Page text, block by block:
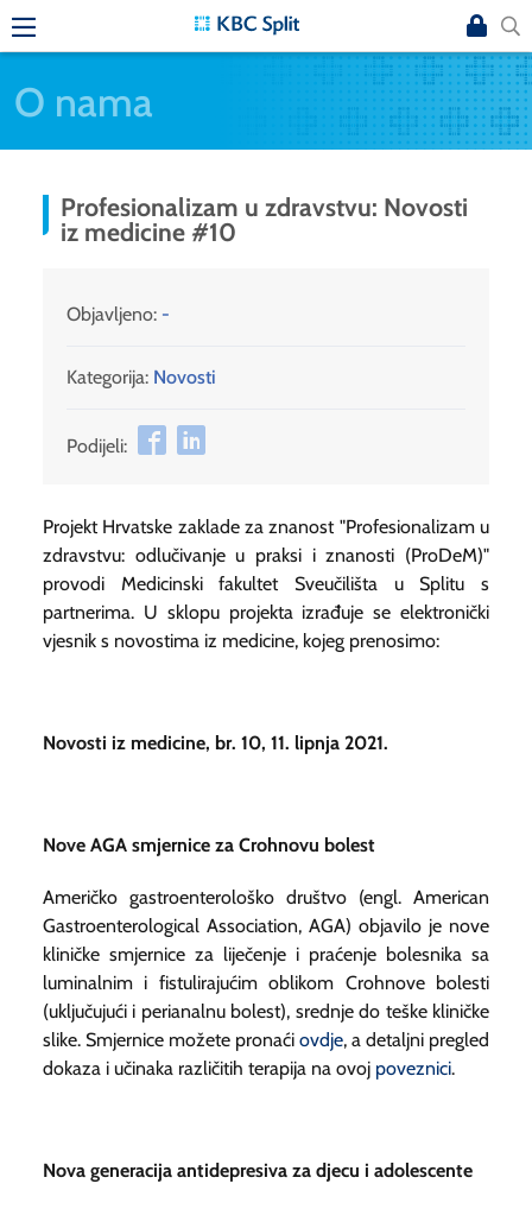
O nama
Profesionalizam u zdravstvu: Novosti
iz medicine #10
Objavljeno: -
Kategorija: Novosti
Podijeli:
Projekt Hrvatske zaklade za znanost "Profesionalizam u
zdravstvu: odlučivanje u praksi i znanosti (ProDeM)"
provodi Medicinski fakultet Sveučilišta u Splitu s
partnerima. U sklopu projekta izrađuje se elektronički
vjesnik s novostima iz medicine, kojeg prenosimo:
Novosti iz medicine, br. 10, 11. lipnja 2021.
Nove AGA smjernice za Crohnovu bolest
Američko gastroenterološko društvo (engl. American
Gastroenterological Association, AGA) objavilo je nove
kliničke smjernice za liječenje i praćenje bolesnika sa
luminalnim i fistulirajućim oblikom Crohnove bolesti
(uključujući i perianalnu bolest), srednje do teške kliničke
slike. Smjernice možete pronaći ovdje, a detaljni pregled
dokaza i učinaka različitih terapija na ovoj poveznici.
Nova generacija antidepresiva za djecu i adolescente